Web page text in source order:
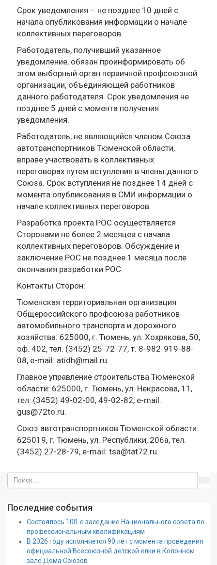
Срок уведомления – не позднее 10 дней с
начала опубликования информации о начале
коллективных переговоров.
Работодатель, получивший указанное
уведомление, обязан проинформировать об
этом выборный орган первичной профсоюзной
организации, объединяющей работников
данного работодателя. Срок уведомления не
позднее 5 дней с момента получения
уведомления.
Работодатель, не являющийся членом Союза
автотранспортников Тюменской области,
вправе участвовать в коллективных
переговорах путем вступления в члены данного
Союза. Срок вступления не позднее 14 дней с
момента опубликования в СМИ информации о
начале коллективных переговоров.
Разработка проекта РОС осуществляется
Сторонами не более 2 месяцев с начала
коллективных переговоров. Обсуждение и
заключение РОС не позднее 1 месяца после
окончания разработки РОС.
Контакты Сторон:
Тюменская территориальная организация
Общероссийского профсоюза работников
автомобильного транспорта и дорожного
хозяйства: 625000, г. Тюмень, ул. Хохрякова, 50,
оф. 402, тел. (3452) 25-72-77, т. 8-982-919-88-
08, e-mail: atidh@mail.ru.
Главное управление строительства Тюменской
области: 625000, г. Тюмень, ул. Некрасова, 11,
тел. (3452) 49-02-00, 49-02-82, e-mail:
gus@72to.ru.
Союз автотранспортников Тюменской области:
625019, г. Тюмень, ул. Республики, 206а, тел.
(3452) 27-28-79, e-mail: tsa@tat72.ru.
Последние события
Состоялось 100-е заседание Национального совета по
профессиональным квалификациям
В 2026 году исполняется 90 лет с момента проведения
официальной Всесоюзной детской елки в Колонном
зале Дома Союзов